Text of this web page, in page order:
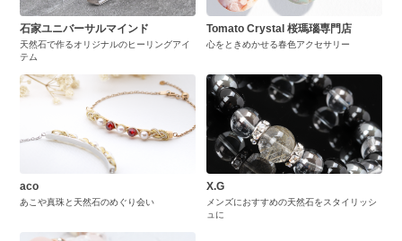
石家ユニバーサルマインド
天然石で作るオリジナルのヒーリングアイ
テム
Tomato Crystal 桜瑪瑙専門店
心をときめかせる春色アクセサリー
aco
あこや真珠と天然石のめぐり会い
X.G
メンズにおすすめの天然石をスタイリッシ
ュに